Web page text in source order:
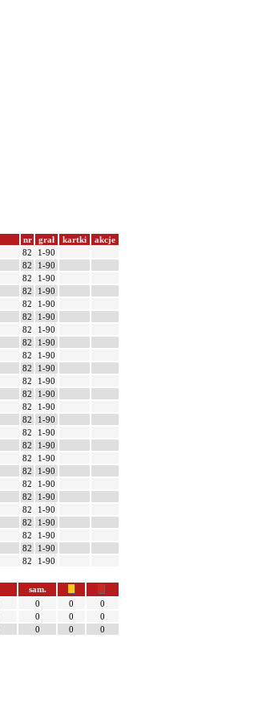
nr grał kartki
akcje
82
1-90
82
1-90
82
1-90
82
1-90
82
1-90
82
1-90
82
1-90
82
1-90
82
1-90
82
1-90
82
1-90
82
1-90
82
1-90
82
1-90
82
1-90
82
1-90
82
1-90
82
1-90
82
1-90
82
1-90
82
1-90
82
1-90
82
1-90
82
1-90
82 1-90
sam.
0 0
0
0 0
0
0 0 0